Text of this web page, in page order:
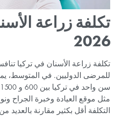
تكلفة زراعة
2026
تكلفة زراعة الأسنان في تركيا
للمرضى الدوليين. في المتوسط،
مثل موقع العيادة وخبرة الجراح
التكلفة أقل بكثير مقارنة بالعديد